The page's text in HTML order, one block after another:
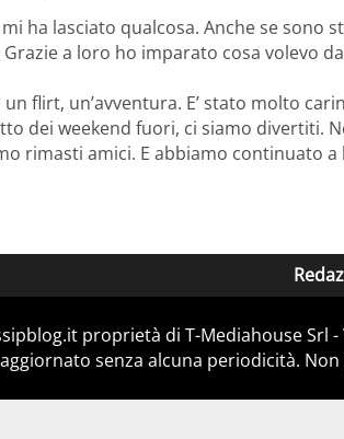
ha lasciato qualcosa. Anche se sono
a loro ho imparato cosa volevo
flirt, un’avventura. E’ stato molto
dei weekend fuori, ci siamo divertiti.
rimasti amici. E abbiamo continuato a
proprietà di T-Mediahouse Srl
senza alcuna periodicità.